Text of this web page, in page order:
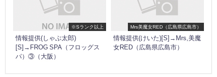
※Sランク以上
情報提供(しゃぶ太郎)
[S]→FROG SPA（フロッグス
パ）③（大阪）
Mrs美魔女RED（広島県広島市）
情報提供(けいた)[S]→Mrs,美魔
女RED（広島県広島市）